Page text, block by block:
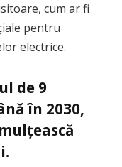
cum ar fi
pentru
electrice.
de 9
în 2030,